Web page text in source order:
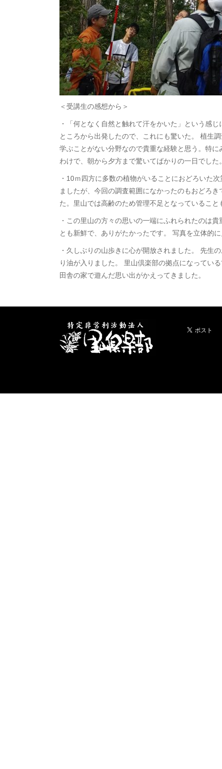
＜受講生の感想から＞
・「何となく自然と触れて汗をかいた」という感
ところから出発したので、これにも驚いた。 植生
学ぶことがない分野なので貴重な経験と思う。特
わけで、朝から夕方まで驚いてばかりの一日でした
・10ｍ四方に多数の植物がいることにおどろいた
ましたが、今回の調査範囲になかったのもおどろ
た。里山では高齢のため管理不足となっているこ
・この里山の方々の思いの一端にふれられたのは
とも新鮮で、ありがたかったです。 写真を立体的
・久しぶりの山歩きに心が開放されました。 先生
り油が入りました。 里山倶楽部の拠点になってい
田舎の家で遊んだ思い出がかえってきました。